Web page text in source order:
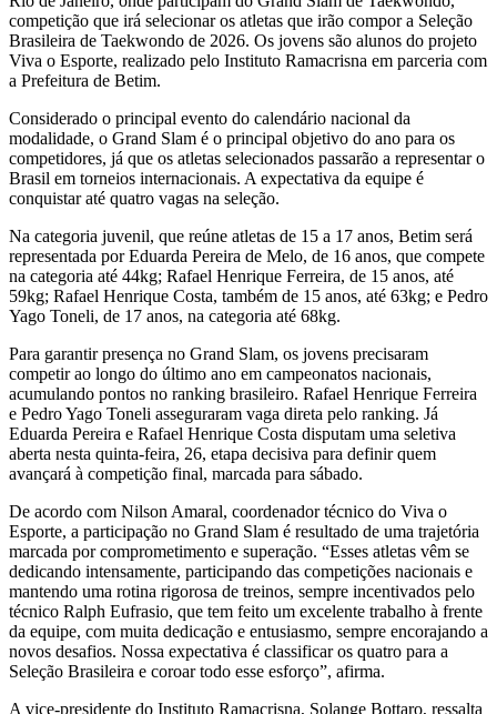
competição que irá selecionar os atletas que irão compor a Seleção
Brasileira de Taekwondo de 2026. Os jovens são alunos do projeto
Viva o Esporte, realizado pelo Instituto Ramacrisna em parceria com
a Prefeitura de Betim.
Considerado o principal evento do calendário nacional da
modalidade, o Grand Slam é o principal objetivo do ano para os
competidores, já que os atletas selecionados passarão a representar o
Brasil em torneios internacionais. A expectativa da equipe é
conquistar até quatro vagas na seleção.
Na categoria juvenil, que reúne atletas de 15 a 17 anos, Betim será
representada por Eduarda Pereira de Melo, de 16 anos, que compete
na categoria até 44kg; Rafael Henrique Ferreira, de 15 anos, até
59kg; Rafael Henrique Costa, também de 15 anos, até 63kg; e Pedro
Yago Toneli, de 17 anos, na categoria até 68kg.
Para garantir presença no Grand Slam, os jovens precisaram
competir ao longo do último ano em campeonatos nacionais,
acumulando pontos no ranking brasileiro. Rafael Henrique Ferreira
e Pedro Yago Toneli asseguraram vaga direta pelo ranking. Já
Eduarda Pereira e Rafael Henrique Costa disputam uma seletiva
aberta nesta quinta-feira, 26, etapa decisiva para definir quem
avançará à competição final, marcada para sábado.
De acordo com Nilson Amaral, coordenador técnico do Viva o
Esporte, a participação no Grand Slam é resultado de uma trajetória
marcada por comprometimento e superação. “Esses atletas vêm se
dedicando intensamente, participando das competições nacionais e
mantendo uma rotina rigorosa de treinos, sempre incentivados pelo
técnico Ralph Eufrasio, que tem feito um excelente trabalho à frente
da equipe, com muita dedicação e entusiasmo, sempre encorajando a
novos desafios. Nossa expectativa é classificar os quatro para a
Seleção Brasileira e coroar todo esse esforço”, afirma.
A vice-presidente do Instituto Ramacrisna, Solange Bottaro, ressalta